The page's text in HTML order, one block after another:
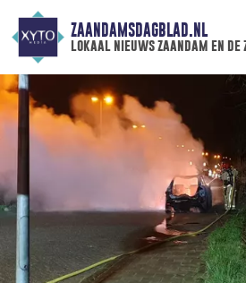
ZAANDAMSDAGBLAD.NL
lokaal nieuws zaandam en